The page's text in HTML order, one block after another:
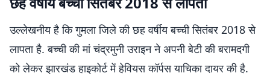
उल्लेखनीय है कि गुमला जिले की छह वर्षीय बच्ची सितंबर 2018 से
लापता है. बच्ची की मां चंद्रमुनी उराइन ने अपनी बेटी की बरामदगी
को लेकर झारखंड हाइकोर्ट में हेवियस कॉर्पस याचिका दायर की है.